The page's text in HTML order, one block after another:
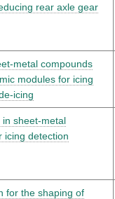
rear axle gear
metal compounds
modules for icing
icing
in sheet-metal
icing detection
for the shaping of